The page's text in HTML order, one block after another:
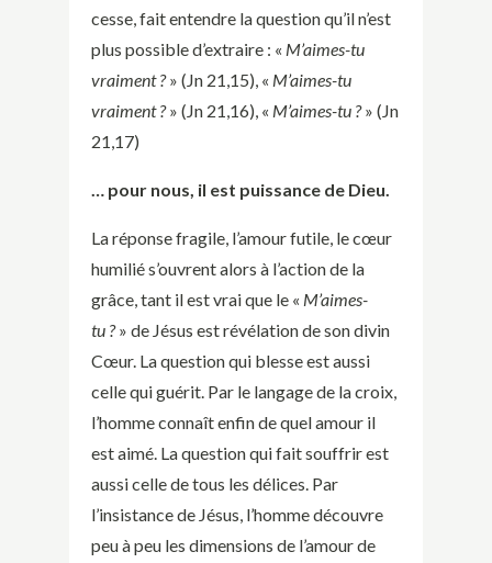
cesse, fait entendre la question qu’il n’est
plus possible d’extraire : « M’aimes-tu
vraiment ?» (Jn 21,15), « M’aimes-tu
vraiment ?» (Jn 21,16), « M’aimes-tu ?» (Jn
21,17)
… pour nous, il est puissance de Dieu.
La réponse fragile, l’amour futile, le cœur
humilié s’ouvrent alors à l’action de la
grâce, tant il est vrai que le « M’aimes-
tu ?» de Jésus est révélation de son divin
Cœur. La question qui blesse est aussi
celle qui guérit. Par le langage de la croix,
l’homme connaît enfin de quel amour il
est aimé. La question qui fait souffrir est
aussi celle de tous les délices. Par
l’insistance de Jésus, l’homme découvre
peu à peu les dimensions de l’amour de